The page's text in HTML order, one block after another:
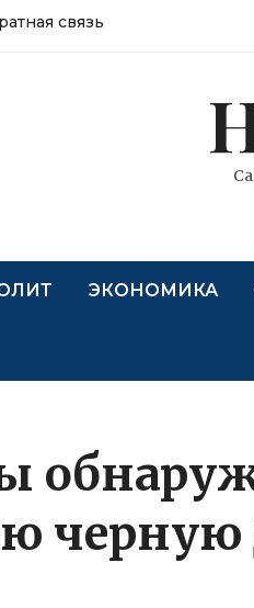
связь
ЭКОНОМИКА